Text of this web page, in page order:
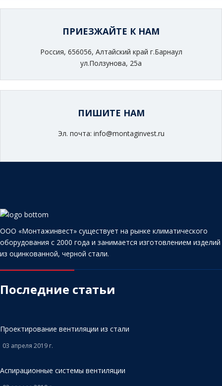
ПРИЕЗЖАЙТЕ К НАМ
Россия, 656056, Алтайский край г.Барнаул
ул.Ползунова, 25а
ПИШИТЕ НАМ
Эл. почта: info@montaginvest.ru
ООО «Монтажинвест» существует на рынке климатического
оборудования с 2000 года и занимается изготовлением изделий
из оцинкованной, черной стали.
Последние статьи
Проектирование вентиляции из стали
03 апреля 2019 г.
Аспирационные системы вентиляции